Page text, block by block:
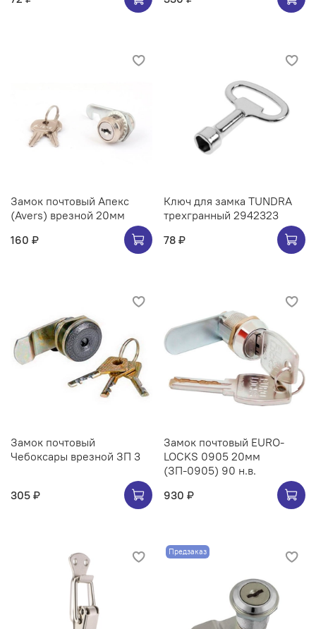
Замок почтовый Апекс
(Avers) врезной 20мм
160 ₽
Ключ для замка TUNDRA
трехгранный 2942323
78 ₽
Замок почтовый
Чебоксары врезной ЗП 3
305 ₽
Замок почтовый EURO-
LOCKS 0905 20мм
(ЗП-0905) 90 н.в.
930 ₽
Предзаказ